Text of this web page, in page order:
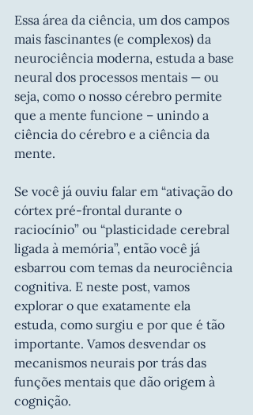
Essa área da ciência, um dos campos
mais fascinantes (e complexos) da
neurociência moderna, estuda a base
neural dos processos mentais — ou
seja, como o nosso cérebro permite
que a mente funcione – unindo a
ciência do cérebro e a ciência da
mente.
Se você já ouviu falar em “ativação do
córtex pré-frontal durante o
raciocínio” ou “plasticidade cerebral
ligada à memória”, então você já
esbarrou com temas da neurociência
cognitiva. E neste post, vamos
explorar o que exatamente ela
estuda, como surgiu e por que é tão
importante. Vamos desvendar os
mecanismos neurais por trás das
funções mentais que dão origem à
cognição.